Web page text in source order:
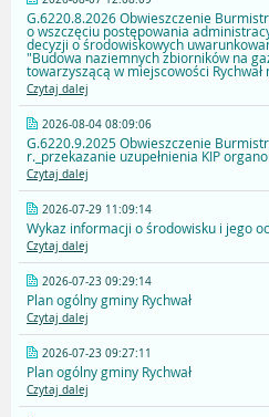
G.6220.8.2026 Obwieszczenie
o wszczęciu postępowania
decyzji o środowiskowych
"Budowa naziemnych zbiorników na
towarzyszącą w miejscowości Rychwał
Czytaj dalej
2026-08-04 08:09:06
G.6220.9.2025 Obwieszczenie
r._przekazanie uzupełnienia KIP
Czytaj dalej
2026-07-29 11:09:14
Wykaz informacji o środowisku i jego
Czytaj dalej
2026-07-23 09:29:14
Plan ogólny gminy Rychwał
Czytaj dalej
2026-07-23 09:27:11
Plan ogólny gminy Rychwał
Czytaj dalej